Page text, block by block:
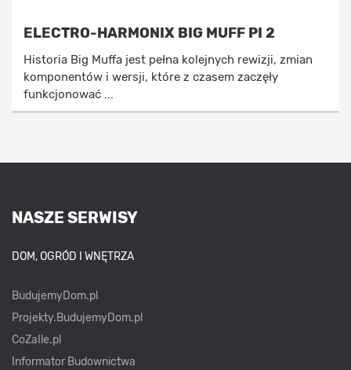
ELECTRO-HARMONIX BIG MUFF PI 2
Historia Big Muffa jest pełna kolejnych rewizji, zmian
komponentów i wersji, które z czasem zaczęły
funkcjonować ...
NASZE SERWISY
DOM, OGRÓD I WNĘTRZA
BudujemyDom.pl
Projekty.BudujemyDom.pl
CoZaIle.pl
Informator Budownictwa